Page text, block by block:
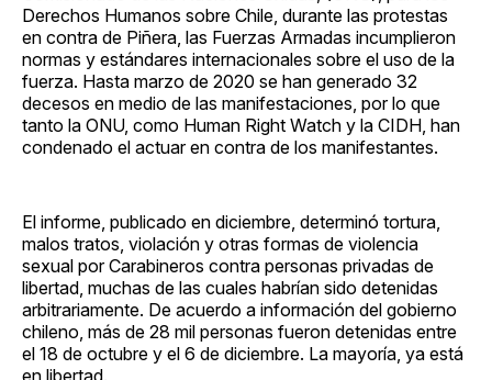
Derechos Humanos sobre Chile, durante las protestas
en contra de Piñera, las Fuerzas Armadas incumplieron
normas y estándares internacionales sobre el uso de la
fuerza. Hasta marzo de 2020 se han generado 32
decesos en medio de las manifestaciones, por lo que
tanto la ONU, como Human Right Watch y la CIDH, han
condenado el actuar en contra de los manifestantes.
El informe, publicado en diciembre, determinó tortura,
malos tratos, violación y otras formas de violencia
sexual por Carabineros contra personas privadas de
libertad, muchas de las cuales habrían sido detenidas
arbitrariamente. De acuerdo a información del gobierno
chileno, más de 28 mil personas fueron detenidas entre
el 18 de octubre y el 6 de diciembre. La mayoría, ya está
en libertad.